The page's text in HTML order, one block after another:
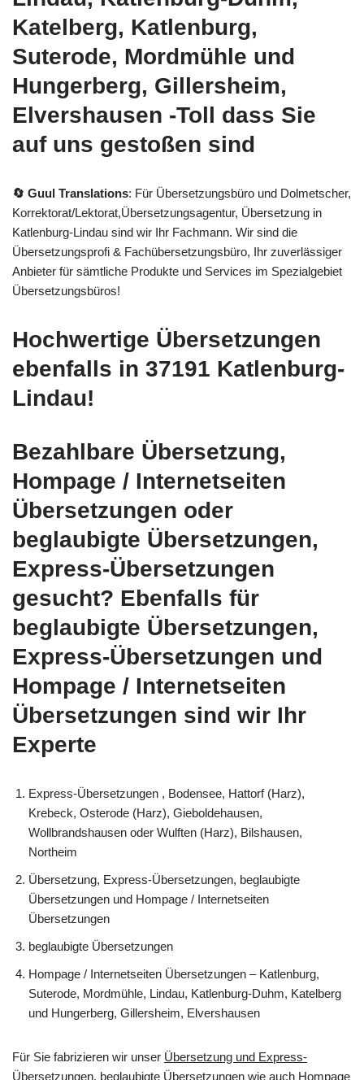
Katelberg, Katlenburg,
Suterode, Mordmühle und
Hungerberg, Gillersheim,
Elvershausen -Toll dass Sie
auf uns gestoßen sind
🔄 Guul Translations: Für Übersetzungsbüro und Dolmetscher,
Korrektorat/Lektorat,Übersetzungsagentur, Übersetzung in
Katlenburg-Lindau sind wir Ihr Fachmann. Wir sind die
Übersetzungsprofi & Fachübersetzungsbüro, Ihr zuverlässiger
Anbieter für sämtliche Produkte und Services im Spezialgebiet
Übersetzungsbüros!
Hochwertige Übersetzungen
ebenfalls in 37191 Katlenburg-
Lindau!
Bezahlbare Übersetzung,
Hompage / Internetseiten
Übersetzungen oder
beglaubigte Übersetzungen,
Express-Übersetzungen
gesucht? Ebenfalls für
beglaubigte Übersetzungen,
Express-Übersetzungen und
Hompage / Internetseiten
Übersetzungen sind wir Ihr
Experte
Express-Übersetzungen , Bodensee, Hattorf (Harz),
Krebeck, Osterode (Harz), Gieboldehausen,
Wollbrandshausen oder Wulften (Harz), Bilshausen,
Northeim
Übersetzung, Express-Übersetzungen, beglaubigte
Übersetzungen und Hompage / Internetseiten
Übersetzungen
beglaubigte Übersetzungen
Hompage / Internetseiten Übersetzungen – Katlenburg,
Suterode, Mordmühle, Lindau, Katlenburg-Duhm, Katelberg
und Hungerberg, Gillersheim, Elvershausen
Für Sie fabrizieren wir unser Übersetzung und Express-
Übersetzungen, beglaubigte Übersetzungen wie auch Hompage